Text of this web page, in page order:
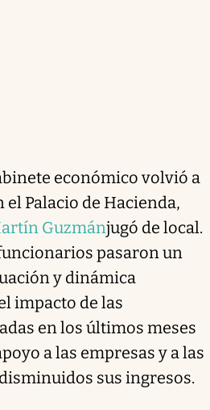
económico volvió a
el Palacio de Hacienda,
Guzmánjugó de local.
pasaron un
y dinámica
impacto de las
en los últimos meses
a las empresas y a las
sus ingresos.